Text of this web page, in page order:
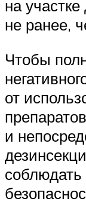
на
не ранее,
Чтобы
от
и